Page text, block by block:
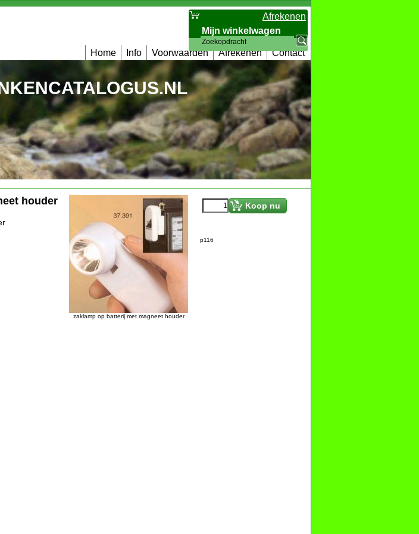
Afrekenen
Mijn winkelwagen
Artikelen:0
Home
Info Voorwaarden Afrekenen Contact
€0.95
zaklamp op batterij met magneet houder
houder